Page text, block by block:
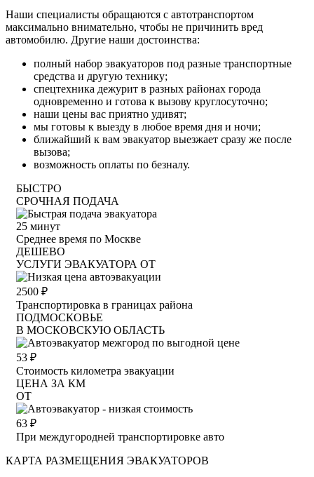
Наши специалисты обращаются с автотранспортом
максимально внимательно, чтобы не причинить вред
автомобилю. Другие наши достоинства:
полный набор эвакуаторов под разные транспортные
средства и другую технику;
спецтехника дежурит в разных районах города
одновременно и готова к вызову круглосуточно;
наши цены вас приятно удивят;
мы готовы к выезду в любое время дня и ночи;
ближайший к вам эвакуатор выезжает сразу же после
вызова;
возможность оплаты по безналу.
БЫСТРО
СРОЧНАЯ ПОДАЧА
25 минут
Среднее время по Москве
ДЕШЕВО
УСЛУГИ ЭВАКУАТОРА ОТ
2500 ₽
Транспортировка в границах района
ПОДМОСКОВЬЕ
В МОСКОВСКУЮ ОБЛАСТЬ
53 ₽
Стоимость километра эвакуации
ЦЕНА ЗА КМ
ОТ
63 ₽
При междугородней транспортировке авто
КАРТА РАЗМЕЩЕНИЯ ЭВАКУАТОРОВ